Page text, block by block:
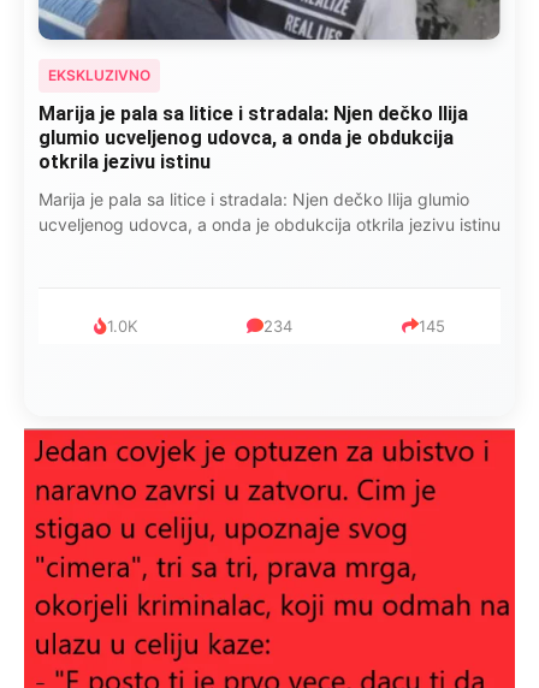
EKSKLUZIVNO
Kad se Marin suprug razbolio ona ga kupala,
pelene mu mijenjala: Jedno jutro je poslao po
čokoladu..
Kad se Marin suprug razbolio ona ga kupala, pelene mu
mijenjala: Jedno jutro je poslao po čokoladu..
999 321 234